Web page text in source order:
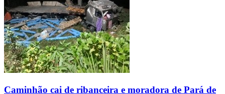
Caminhão cai de ribanceira e moradora de Pará de